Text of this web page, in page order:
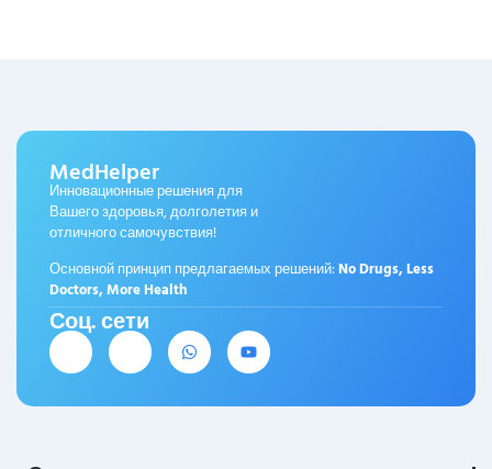
MedHelper
Инновационные решения для
Вашего здоровья, долголетия и
отличного самочувствия!
Основной принцип предлагаемых решений:No Drugs, Less
Doctors, More Health
Соц. сети